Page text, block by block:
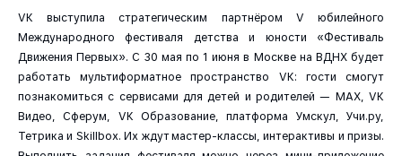
VK выступила стратегическим партнёром V юбилейного
Международного фестиваля детства и юности «Фестиваль
Движения Первых». С 30 мая по 1 июня в Москве на ВДНХ будет
работать мультиформатное пространство VK: гости смогут
познакомиться с сервисами для детей и родителей — МАХ, VK
Видео, Сферум, VK Образование, платформа Умскул, Учи.ру,
Тетрика и Skillbox. Их ждут мастер-классы, интерактивы и призы.